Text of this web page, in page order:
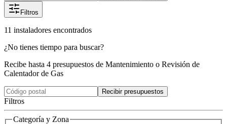
Filtros
11 instaladores encontrados
¿No tienes tiempo para buscar?
Recibe hasta 4 presupuestos de Mantenimiento o Revisión de
Calentador de Gas
Recibir presupuestos
Filtros
Categoría y Zona